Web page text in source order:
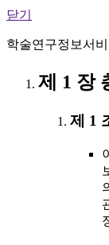
닫기
학술연구정보서
제 1 장
제 1